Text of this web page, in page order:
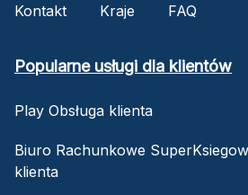
Kontakt
Kraje FAQ
Popularne usługi dla klientów
Play Obsługa klienta
Biuro Rachunkowe
klienta